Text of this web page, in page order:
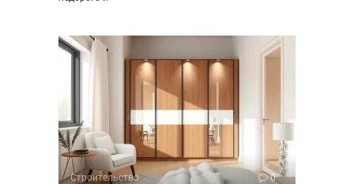
Строительство 0